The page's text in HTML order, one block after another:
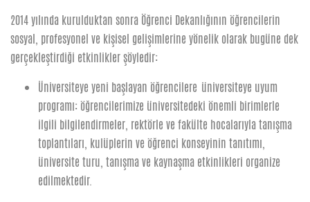
2014 yılında kurulduktan sonra Öğrenci Dekanlığının öğrencilerin
sosyal, profesyonel ve kişisel gelişimlerine yönelik olarak bugüne dek
gerçekleştirdiği etkinlikler şöyledir:
Üniversiteye yeni başlayan öğrencilere üniversiteye uyum
programı: öğrencilerimize üniversitedeki önemli birimlerle
ilgili bilgilendirmeler, rektörle ve fakülte hocalarıyla tanışma
toplantıları, kulüplerin ve öğrenci konseyinin tanıtımı,
üniversite turu, tanışma ve kaynaşma etkinlikleri organize
edilmektedir.